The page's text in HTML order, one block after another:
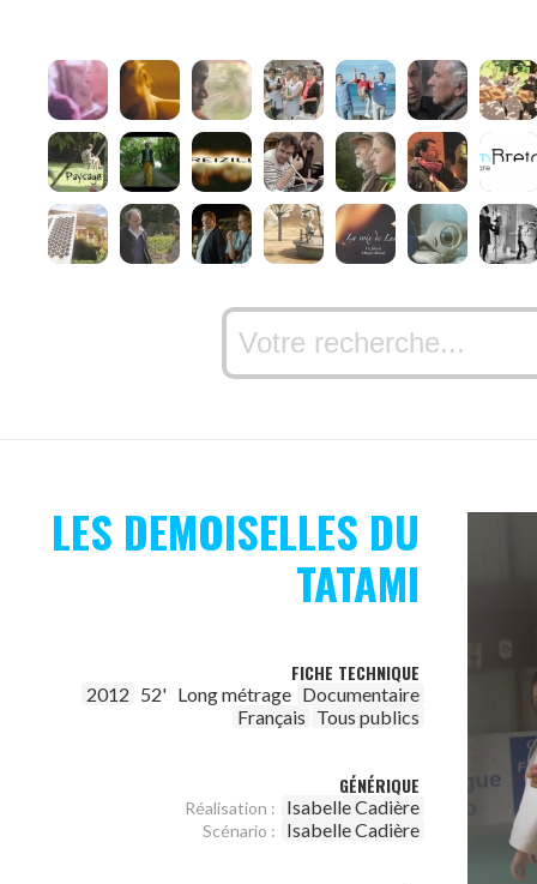
LES DEMOISELLES DU
TATAMI
FICHE TECHNIQUE
2012 52' Long métrage Documentaire
Français Tous publics
GÉNÉRIQUE
Réalisation : Isabelle Cadière
Scénario : Isabelle Cadière